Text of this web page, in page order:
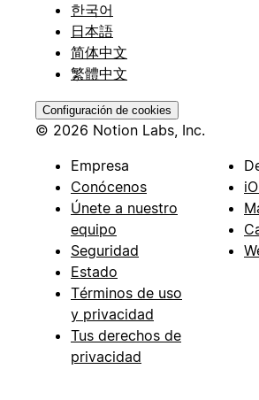
한국어
日本語
简体中文
繁體中文
Configuración de cookies
© 2026 Notion Labs, Inc.
Empresa
Conócenos
Únete a nuestro
equipo
Seguridad
Estado
Términos de uso
y privacidad
Tus derechos de
privacidad